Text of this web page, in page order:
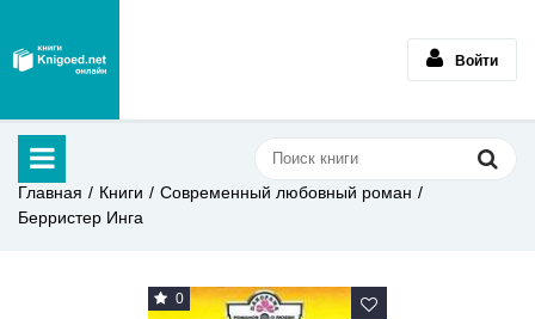
Войти
Главная Книги
Современный любовный роман
Берристер Инга
0